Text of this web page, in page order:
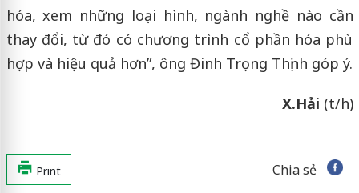
hóa, xem những loại hình, ngành nghề nào cần
thay đổi, từ đó có chương trình cổ phần hóa phù
hợp và hiệu quả hơn”, ông Đinh Trọng Thịnh góp ý.
X.Hải (t/h)
Print Chia sẻ